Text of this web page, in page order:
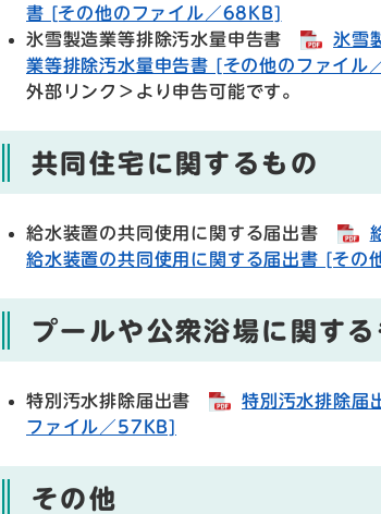
書 [その他のファイル／68KB]
氷雪製造業等排除汚水量申告書
氷雪
業等排除汚水量申告書 [その他のファイル
外部リンク＞ より申告可能です。
共同住宅に関するもの
給水装置の共同使用に関する届出書
給水装置の共同使用に関する届出書 [その
プールや公衆浴場に関する
特別汚水排除届出書 特別汚水排除届
ファイル／57KB]
その他